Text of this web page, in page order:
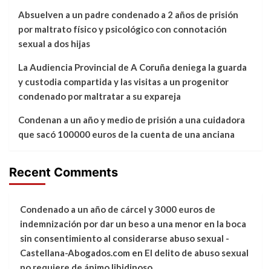
Absuelven a un padre condenado a 2 años de prisión
por maltrato físico y psicológico con connotación
sexual a dos hijas
La Audiencia Provincial de A Coruña deniega la guarda
y custodia compartida y las visitas a un progenitor
condenado por maltratar a su expareja
Condenan a un año y medio de prisión a una cuidadora
que sacó 100000 euros de la cuenta de una anciana
Recent Comments
Condenado a un año de cárcel y 3000 euros de
indemnización por dar un beso a una menor en la boca
sin consentimiento al considerarse abuso sexual -
Castellana-Abogados.com en El delito de abuso sexual